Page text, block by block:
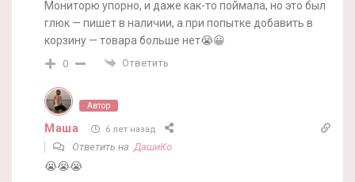
Мониторю упорно, и даже как-то поймала, но это был
глюк — пишет в наличии, а при попытке добавить в
корзину — товара больше нет😭😀
0 Ответить
Автор
Маша 6 лет назад
Ответить наДашиКо
😭😭😭